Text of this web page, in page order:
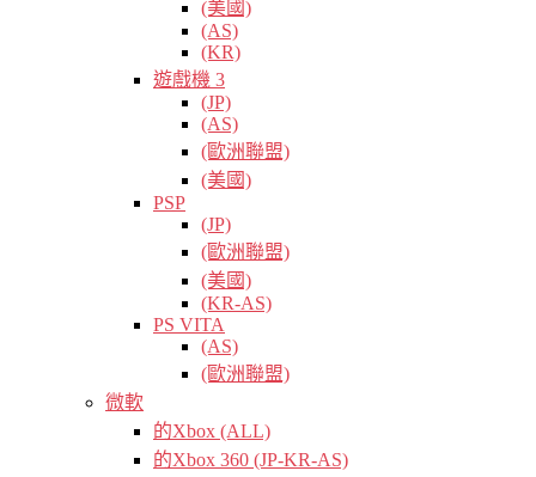
(美國)
(AS)
(KR)
遊戲機 3
(JP)
(AS)
(歐洲聯盟)
(美國)
PSP
(JP)
(歐洲聯盟)
(美國)
(KR-AS)
PS VITA
(AS)
(歐洲聯盟)
微軟
的Xbox (ALL)
的Xbox 360 (JP-KR-AS)